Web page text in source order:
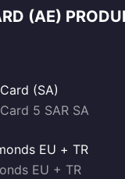
(AE)
(SA)
5 SAR SA
EU + TR
EU + TR